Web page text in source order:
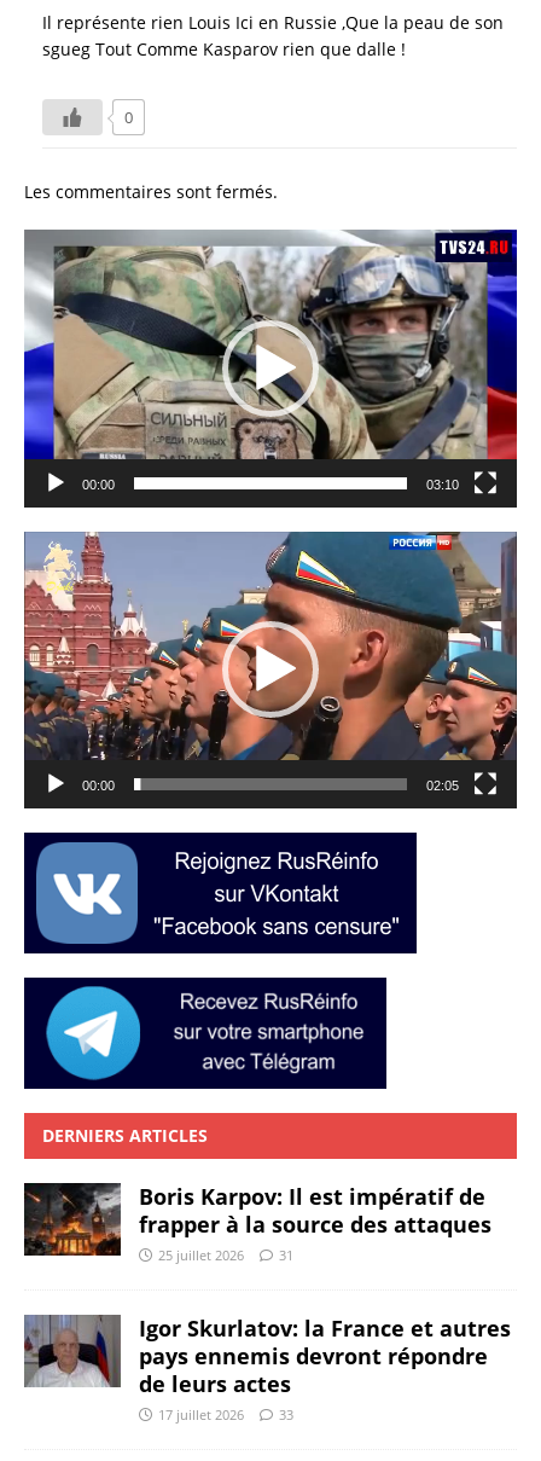
Il représente rien Louis Ici en Russie ,Que la peau de son
sgueg Tout Comme Kasparov rien que dalle !
0
Les commentaires sont fermés.
Lecteur
vidéo
00:00 03:10
Lecteur
vidéo
00:00 02:05
DERNIERS ARTICLES
Boris Karpov: Il est impératif de
frapper à la source des attaques
25 juillet 2026 31
Igor Skurlatov: la France et autres
pays ennemis devront répondre
de leurs actes
17 juillet 2026 33